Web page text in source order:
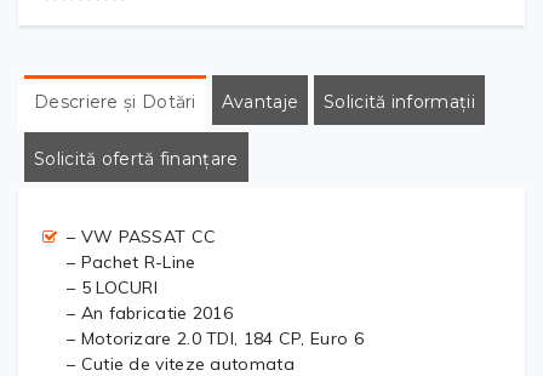
Descriere și Dotări Avantaje Solicită informații
Solicită ofertă finanțare
– VW PASSAT CC
– Pachet R-Line
– 5 LOCURI
– An fabricatie 2016
– Motorizare 2.0 TDI, 184 CP, Euro 6
– Cutie de viteze automata